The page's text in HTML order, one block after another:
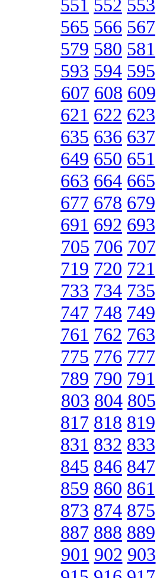
551 552 553
565 566 567
579 580 581
593 594 595
607 608 609
621 622 623
635 636 637
649 650 651
663 664 665
677 678 679
691 692 693
705 706 707
719 720 721
733 734 735
747 748 749
761 762 763
775 776 777
789 790 791
803 804 805
817 818 819
831 832 833
845 846 847
859 860 861
873 874 875
887 888 889
901 902 903